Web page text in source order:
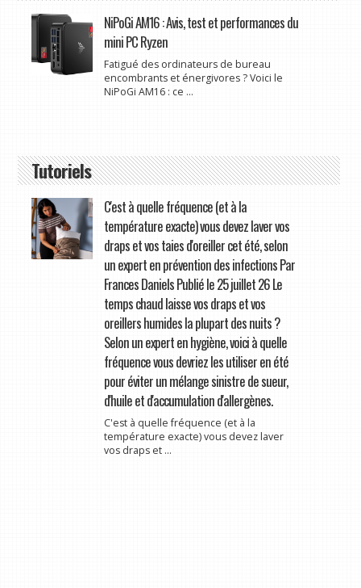
NiPoGi AM16 : Avis, test et performances du
mini PC Ryzen
Fatigué des ordinateurs de bureau
encombrants et énergivores ? Voici le
NiPoGi AM16 : ce ...
Tutoriels
C'est à quelle fréquence (et à la
température exacte) vous devez laver vos
draps et vos taies d'oreiller cet été, selon
un expert en prévention des infections Par
Frances Daniels Publié le 25 juillet 26 Le
temps chaud laisse vos draps et vos
oreillers humides la plupart des nuits ?
Selon un expert en hygiène, voici à quelle
fréquence vous devriez les utiliser en été
pour éviter un mélange sinistre de sueur,
d'huile et d'accumulation d'allergènes.
C'est à quelle fréquence (et à la
température exacte) vous devez laver
vos draps et ...